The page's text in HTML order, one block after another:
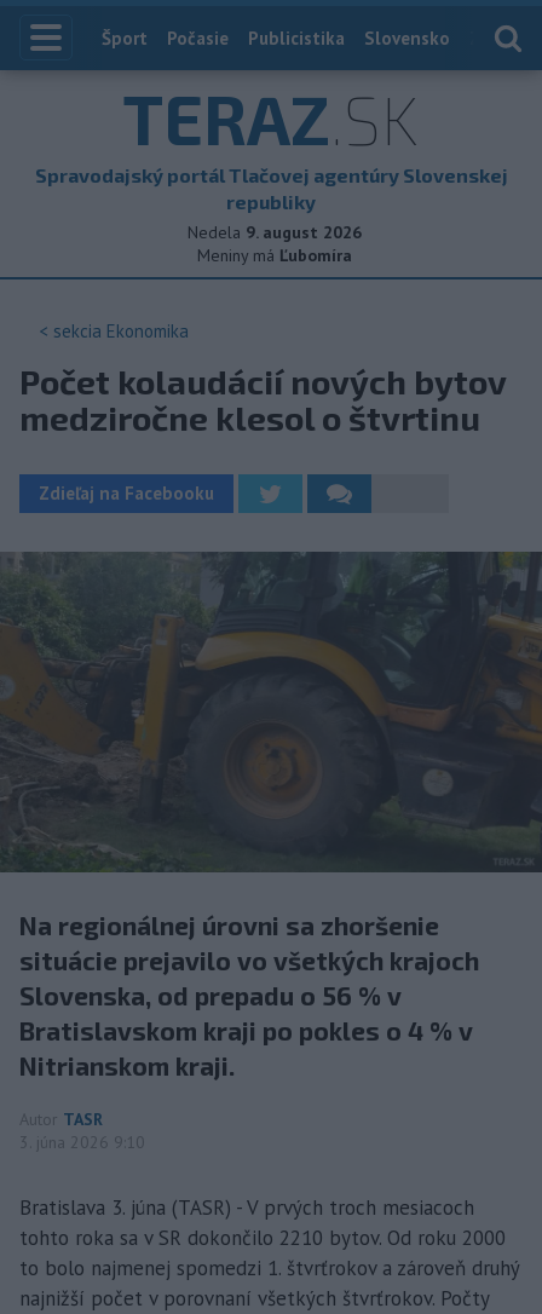
Index
Šport Počasie Publicistika Slovensko
TERAZ.SK
Spravodajský portál Tlačovej agentúry Slovenskej
republiky
Nedela 9. august 2026
Meniny má Ľubomíra
< sekcia Ekonomika
Počet kolaudácií nových bytov
medziročne klesol o štvrtinu
Zdieľaj na Facebooku
Na regionálnej úrovni sa zhoršenie
situácie prejavilo vo všetkých krajoch
Slovenska, od prepadu o 56 % v
Bratislavskom kraji po pokles o 4 % v
Nitrianskom kraji.
Autor TASR
3. júna 2026 9:10
Bratislava 3. júna (TASR) - V prvých troch mesiacoch
tohto roka sa v SR dokončilo 2210 bytov. Od roku 2000
to bolo najmenej spomedzi 1. štvrťrokov a zároveň druhý
najnižší počet v porovnaní všetkých štvrťrokov. Počty